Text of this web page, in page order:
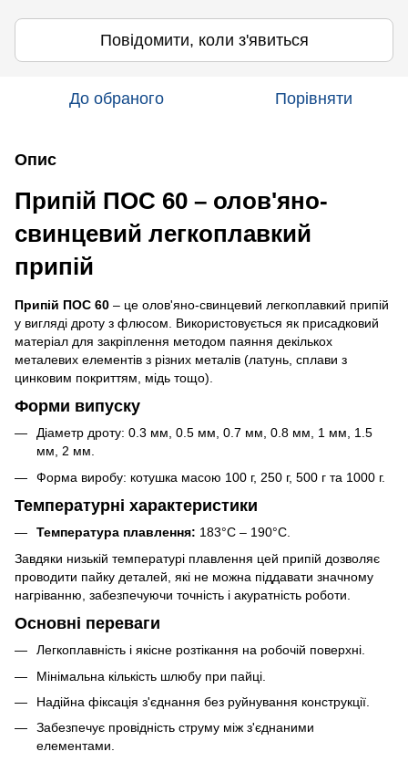
Повідомити, коли з'явиться
До обраного Порівняти
Опис
Припій ПОС 60 – олов'яно-
свинцевий легкоплавкий
припій
Припій ПОС 60 – це олов'яно-свинцевий легкоплавкий припій
у вигляді дроту з флюсом. Використовується як присадковий
матеріал для закріплення методом паяння декількох
металевих елементів з різних металів (латунь, сплави з
цинковим покриттям, мідь тощо).
Форми випуску
Діаметр дроту: 0.3 мм, 0.5 мм, 0.7 мм, 0.8 мм, 1 мм, 1.5
мм, 2 мм.
Форма виробу: котушка масою 100 г, 250 г, 500 г та 1000 г.
Температурні характеристики
Температура плавлення: 183°C – 190°C.
Завдяки низькій температурі плавлення цей припій дозволяє
проводити пайку деталей, які не можна піддавати значному
нагріванню, забезпечуючи точність і акуратність роботи.
Основні переваги
Легкоплавність і якісне розтікання на робочій поверхні.
Мінімальна кількість шлюбу при пайці.
Надійна фіксація з'єднання без руйнування конструкції.
Забезпечує провідність струму між з'єднаними
елементами.